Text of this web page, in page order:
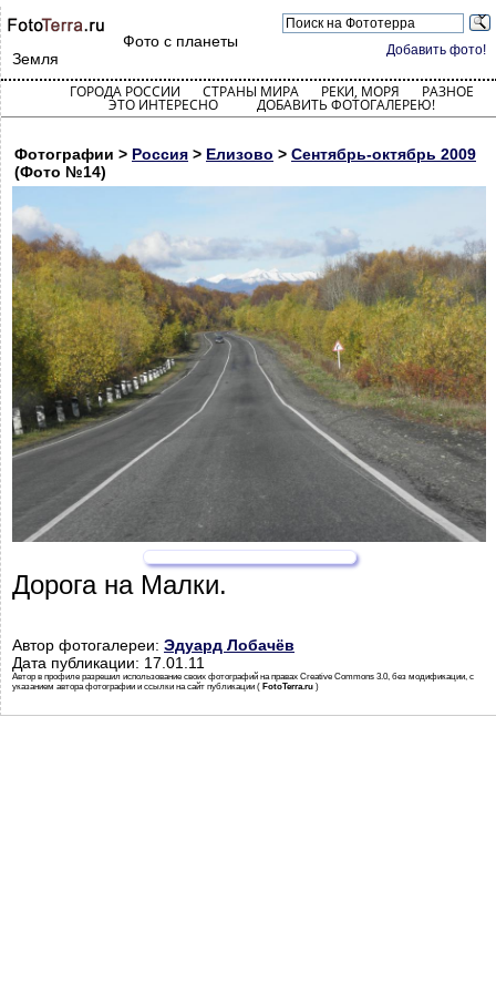
Добавить фото!
Фото с планеты
Земля
ГОРОДА РОССИИ СТРАНЫ МИРА РЕКИ, МОРЯ РАЗНОЕ
ЭТО ИНТЕРЕСНО ДОБАВИТЬ ФОТОГАЛЕРЕЮ!
Фотографии > Россия > Елизово > Сентябрь-октябрь 2009
(Фото №14)
Дорога на Малки.
Автор фотогалереи: Эдуард Лобачёв
Дата публикации: 17.01.11
Автор в профиле разрешил использование своих фотографий на правах Creative Commons 3.0, без модификации, с
указанием автора фотографии и ссылки на сайт публикации ( FotoTerra.ru )